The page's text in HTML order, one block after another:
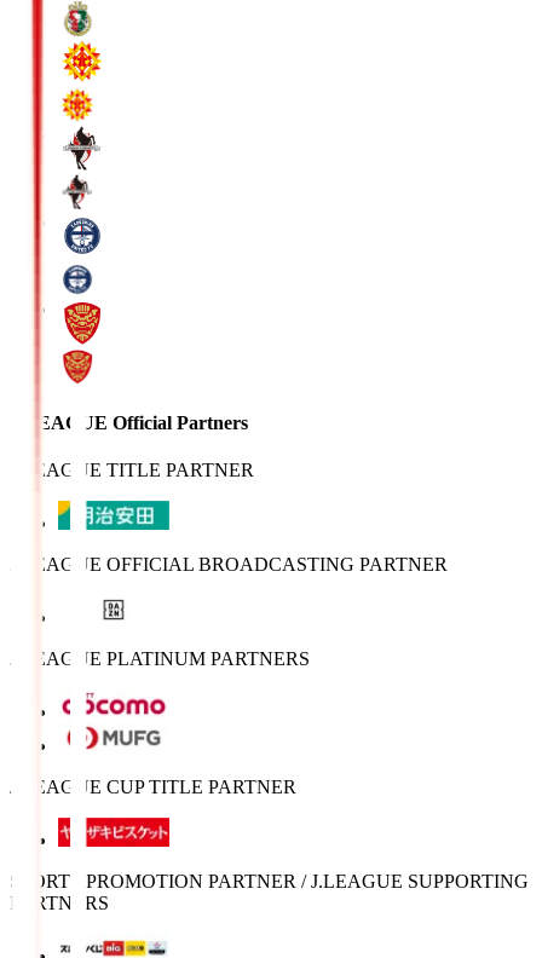
J.LEAGUE Official Partners
J.LEAGUE TITLE PARTNER
J.LEAGUE OFFICIAL BROADCASTING PARTNER
J.LEAGUE PLATINUM PARTNERS
J.LEAGUE CUP TITLE PARTNER
SPORTS PROMOTION PARTNER / J.LEAGUE SUPPORTING
PARTNERS